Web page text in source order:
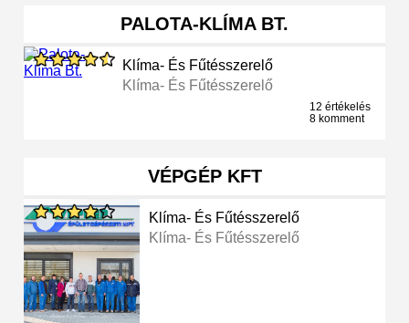
PALOTA-KLÍMA BT.
Klíma- És Fűtésszerelő
Klíma- És Fűtésszerelő
12 értékelés
8 komment
VÉPGÉP KFT
Klíma- És Fűtésszerelő
Klíma- És Fűtésszerelő